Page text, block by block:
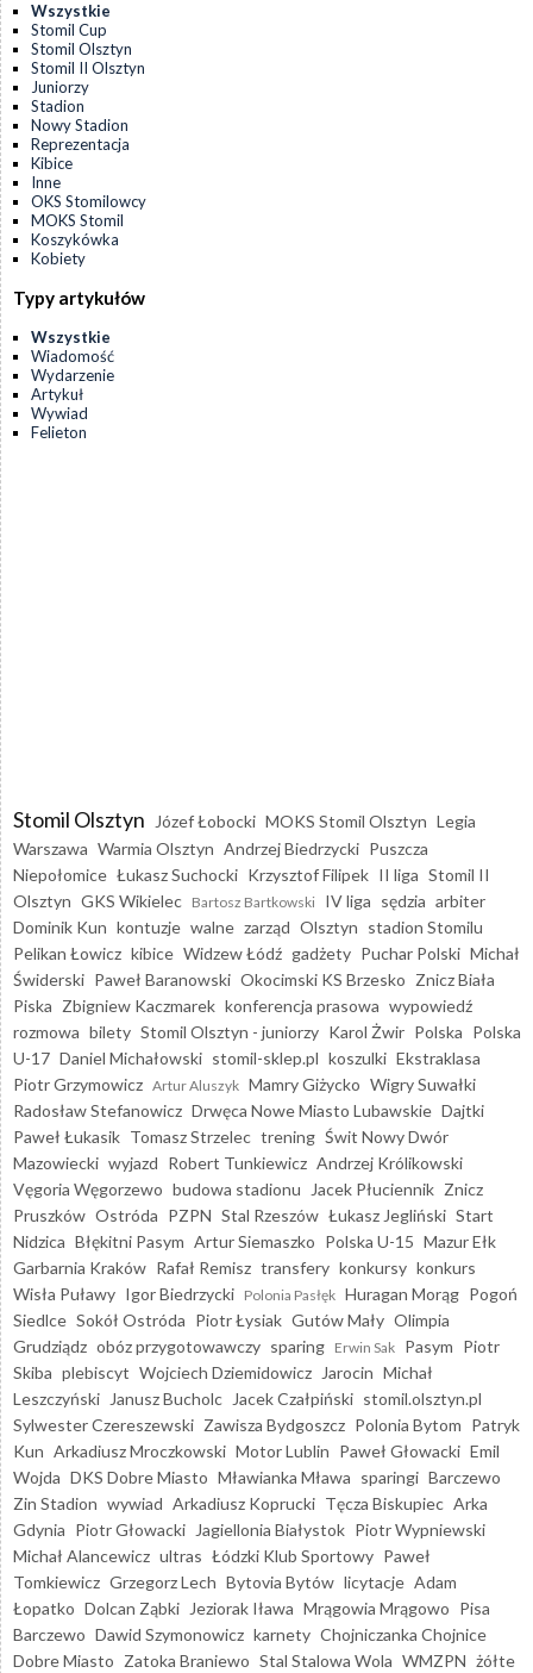
Wszystkie
Stomil Cup
Stomil Olsztyn
Stomil II Olsztyn
Juniorzy
Stadion
Nowy Stadion
Reprezentacja
Kibice
Inne
OKS Stomilowcy
MOKS Stomil
Koszykówka
Kobiety
Typy artykułów
Wszystkie
Wiadomość
Wydarzenie
Artykuł
Wywiad
Felieton
Stomil Olsztyn Józef Łobocki MOKS Stomil Olsztyn Legia
Warszawa Warmia Olsztyn Andrzej Biedrzycki Puszcza
Niepołomice Łukasz Suchocki Krzysztof Filipek II liga Stomil II
Olsztyn GKS Wikielec Bartosz Bartkowski IV liga sędzia arbiter
Dominik Kun kontuzje walne zarząd Olsztyn stadion Stomilu
Pelikan Łowicz kibice Widzew Łódź gadżety Puchar Polski Michał
Świderski Paweł Baranowski Okocimski KS Brzesko Znicz Biała
Piska Zbigniew Kaczmarek konferencja prasowa wypowiedź
rozmowa bilety Stomil Olsztyn - juniorzy Karol Żwir Polska Polska
U-17 Daniel Michałowski stomil-sklep.pl koszulki Ekstraklasa
Piotr Grzymowicz Artur Aluszyk Mamry Giżycko Wigry Suwałki
Radosław Stefanowicz Drwęca Nowe Miasto Lubawskie Dajtki
Paweł Łukasik Tomasz Strzelec trening Świt Nowy Dwór
Mazowiecki wyjazd Robert Tunkiewicz Andrzej Królikowski
Vęgoria Węgorzewo budowa stadionu Jacek Płuciennik Znicz
Pruszków Ostróda PZPN Stal Rzeszów Łukasz Jegliński Start
Nidzica Błękitni Pasym Artur Siemaszko Polska U-15 Mazur Ełk
Garbarnia Kraków Rafał Remisz transfery konkursy konkurs
Wisła Puławy Igor Biedrzycki Polonia Pasłęk Huragan Morąg Pogoń
Siedlce Sokół Ostróda Piotr Łysiak Gutów Mały Olimpia
Grudziądz obóz przygotowawczy sparing Erwin Sak Pasym Piotr
Skiba plebiscyt Wojciech Dziemidowicz Jarocin Michał
Leszczyński
Janusz Bucholc Jacek Czałpiński stomil.olsztyn.pl
Sylwester Czereszewski Zawisza Bydgoszcz Polonia Bytom Patryk
Kun Arkadiusz Mroczkowski Motor Lublin Paweł Głowacki Emil
Wojda DKS Dobre Miasto Mławianka Mława sparingi Barczewo
Zin Stadion wywiad Arkadiusz Koprucki Tęcza Biskupiec Arka
Gdynia Piotr Głowacki Jagiellonia Białystok Piotr Wypniewski
Michał Alancewicz ultras Łódzki Klub Sportowy Paweł
Tomkiewicz Grzegorz Lech Bytovia Bytów licytacje Adam
Łopatko Dolcan Ząbki Jeziorak Iława Mrągowia Mrągowo Pisa
Barczewo Dawid Szymonowicz karnety Chojniczanka Chojnice
Dobre Miasto Zatoka Braniewo Stal Stalowa Wola WMZPN żółte